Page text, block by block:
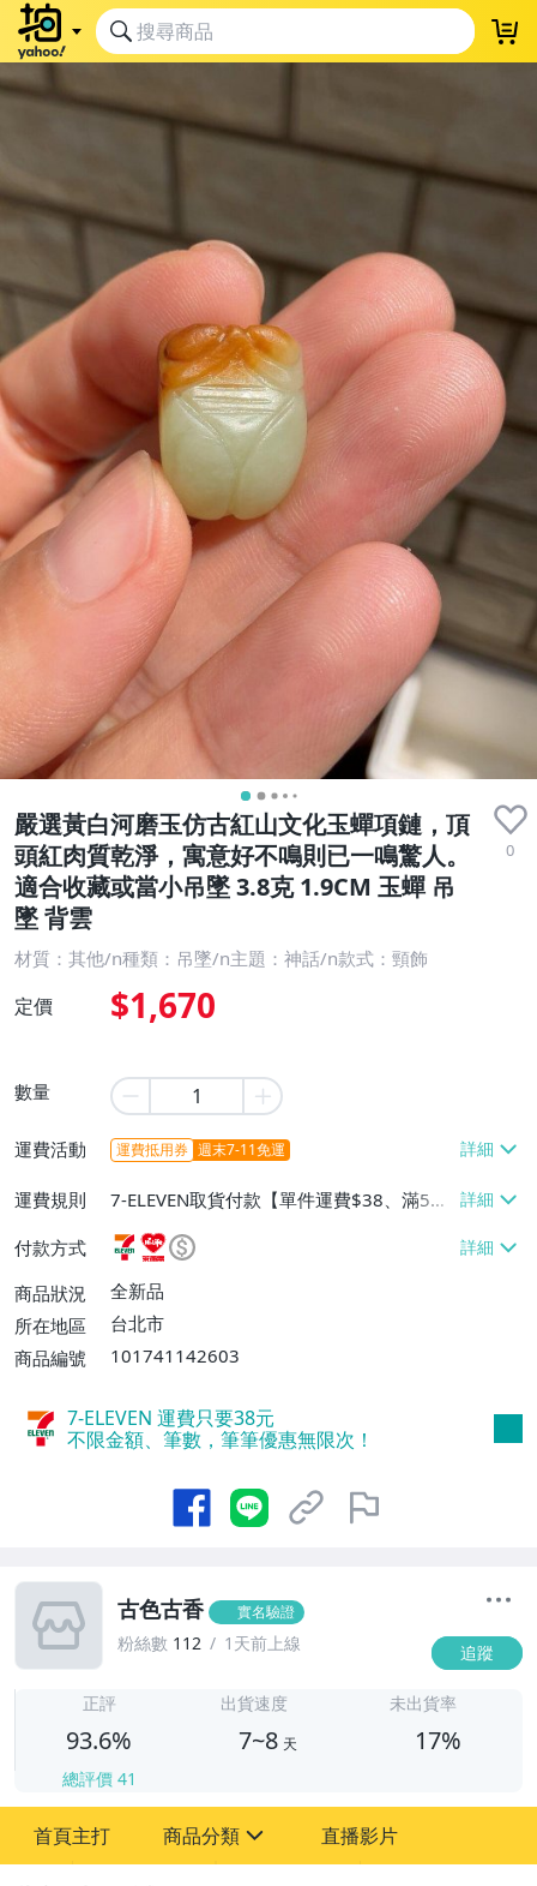
嚴選黃白河磨玉仿古紅山文化玉蟬項鏈，頂
頭紅肉質乾淨，寓意好不鳴則已一鳴驚人。
適合收藏或當小吊墜 3.8克 1.9CM 玉蟬 吊
墜 背雲
0
材質：其他/n種類：吊墜/n主題：神話/n款式：頸飾
定價 $1,670
數量
運費活動 運費抵用券 週末7-11免運
運費規則
7-ELEVEN取貨付款【單件運費$38、滿5件
或消費滿$1299免運費】、7-ELEVEN取貨
不付款【免運費】、萊爾富取貨付款【單件
運費$60、滿5件或消費滿$1299免運
費】、宅配/貨運【單件運費$120、滿5件
付款方式
商品狀況
全新品
所在地區
台北市
商品編號
101741142603
7-ELEVEN 運費只要38元
不限金額、筆數，筆筆優惠無限次！
古色古香 實名驗證
粉絲數 112 1天前上線 追蹤
正評
93.6%
總評價 41
出貨速度
7~8 天
未出貨率
17%
首頁主打 商品分類 直播影片